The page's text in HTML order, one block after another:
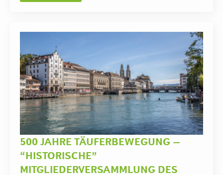
500 JAHRE TÄUFERBEWEGUNG –
“HISTORISCHE”
MITGLIEDERVERSAMMLUNG DES